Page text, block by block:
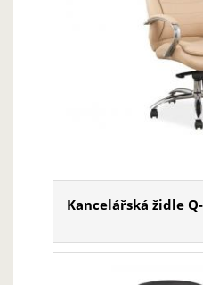
Kancelářská židle